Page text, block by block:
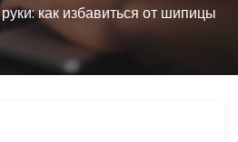
как избавиться от шипицы